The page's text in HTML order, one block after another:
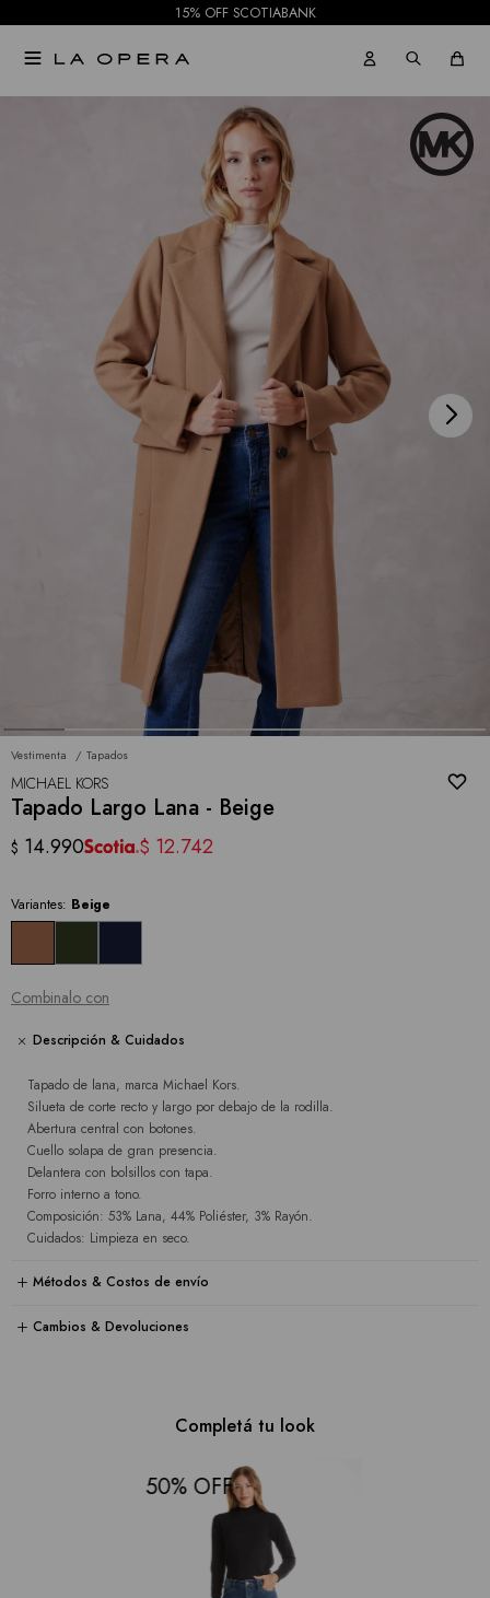
15% OFF SCOTIABANK

Vestimenta Tapados
MICHAEL KORS
Tapado Largo Lana - Beige
$ 14.990 $ 12.742
Variantes: Beige
Combinalo con
Descripción & Cuidados
Tapado de lana, marca Michael Kors.
Silueta de corte recto y largo por debajo de la rodilla.
Abertura central con botones.
Cuello solapa de gran presencia.
Delantera con bolsillos con tapa.
Forro interno a tono.
Composición: 53% Lana, 44% Poliéster, 3% Rayón.
Cuidados: Limpieza en seco.
Métodos & Costos de envío
Cambios & Devoluciones
Completá tu look
50
NOTIFICARME